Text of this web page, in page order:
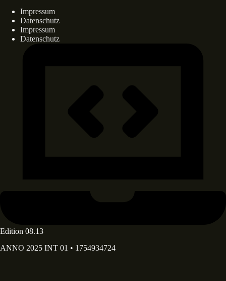
Impressum
Datenschutz
Impressum
Datenschutz
Edition 08.13
ANNO 2025 INT 01 • 1754934724